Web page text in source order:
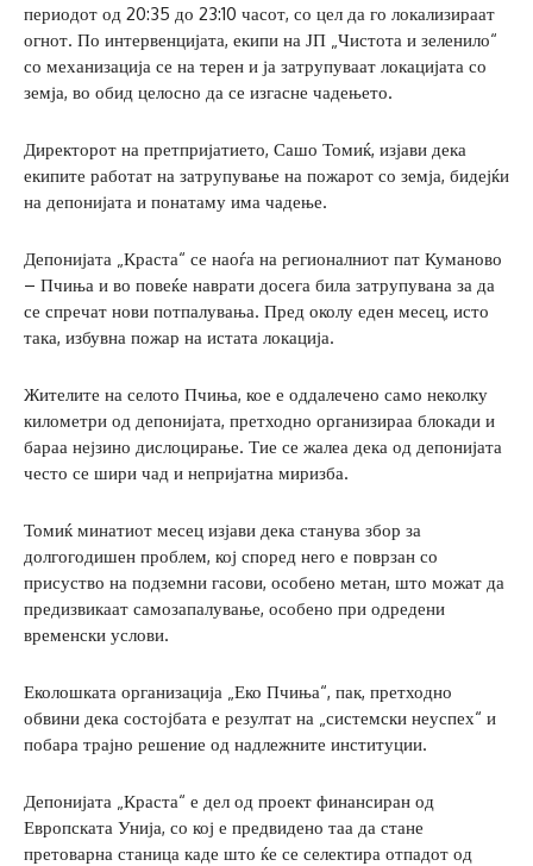
периодот од 20:35 до 23:10 часот, со цел да го локализираат
огнот. По интервенцијата, екипи на ЈП „Чистота и зеленило“
со механизација се на терен и ја затрупуваат локацијата со
земја, во обид целосно да се изгасне чадењето.
Директорот на претпријатието, Сашо Томиќ, изјави дека
екипите работат на затрупување на пожарот со земја, бидејќи
на депонијата и понатаму има чадење.
Депонијата „Краста“ се наоѓа на регионалниот пат Куманово
– Пчиња и во повеќе наврати досега била затрупувана за да
се спречат нови потпалувања. Пред околу еден месец, исто
така, избувна пожар на истата локација.
Жителите на селото Пчиња, кое е оддалечено само неколку
километри од депонијата, претходно организираа блокади и
бараа нејзино дислоцирање. Тие се жалеа дека од депонијата
често се шири чад и непријатна миризба.
Томиќ минатиот месец изјави дека станува збор за
долгогодишен проблем, кој според него е поврзан со
присуство на подземни гасови, особено метан, што можат да
предизвикаат самозапалување, особено при одредени
временски услови.
Еколошката организација „Еко Пчиња“, пак, претходно
обвини дека состојбата е резултат на „системски неуспех“ и
побара трајно решение од надлежните институции.
Депонијата „Краста“ е дел од проект финансиран од
Европската Унија, со кој е предвидено таа да стане
претоварна станица каде што ќе се селектира отпадот од